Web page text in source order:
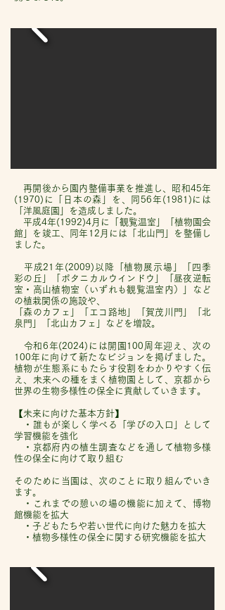
再開後から園内整備事業を推進し、昭和45年
(1970)に「日本の森」を、同56年(1981)には
「洋風庭園」を造成しました。
平成4年(1992)4月に「観覧温室」「植物園会
館」を竣工、同年12月には「北山門」を整備し
ました。
平成21年(2009)以降「植物展示場」「四季
彩の丘」「ボタニカルウインドウ」「昼夜逆転
室・高山植物室（いずれも観覧温室内）」など
の植栽関係の施設や、
「森のカフェ」「エコ路地」「賀茂川門」「北
泉門」「北山カフェ」などを増設。
令和6年(2024)には開園100周年迎え、次の
100年に向けて新たなビジョンを掲げました。
植物が生態系にもたらす役割をわかりやすく伝
え、未来への種をまく植物園として、京都から
世界の生物多様性の保全に貢献していきます。
【未来に向けた基本方針】
・誰もが楽しく学べる「学びの入口」として
学習機能を強化
・京都府内の植生調査などを通して植物多様
性の保全に向けて取り組む
そのために当園は、次のことに取り組んでいき
ます。
・これまでの憩いの場の機能に加えて、博物
館機能を拡大
・子どもたちや若い世代に向けた魅力を拡大
・植物多様性の保全に関する研究機能を拡大